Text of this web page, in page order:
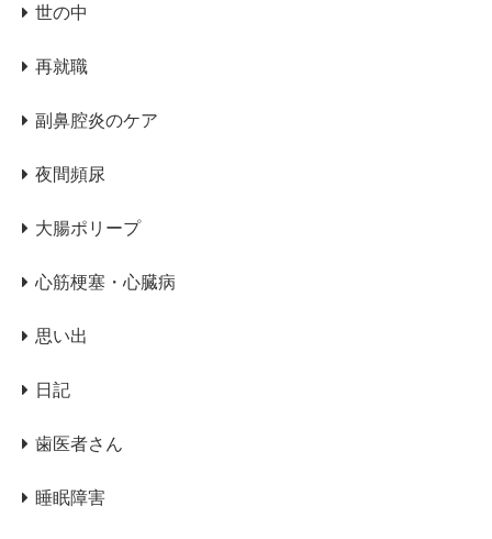
世の中
再就職
副鼻腔炎のケア
夜間頻尿
大腸ポリープ
心筋梗塞・心臓病
思い出
日記
歯医者さん
睡眠障害